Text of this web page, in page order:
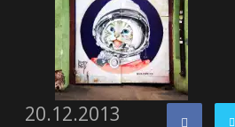
20.12.2013